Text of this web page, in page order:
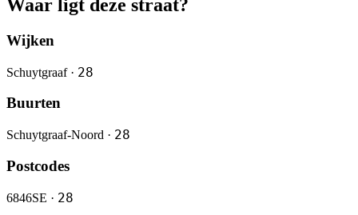
Waar ligt deze straat?
Wijken
Schuytgraaf · 28
Buurten
Schuytgraaf-Noord · 28
Postcodes
6846SE · 28